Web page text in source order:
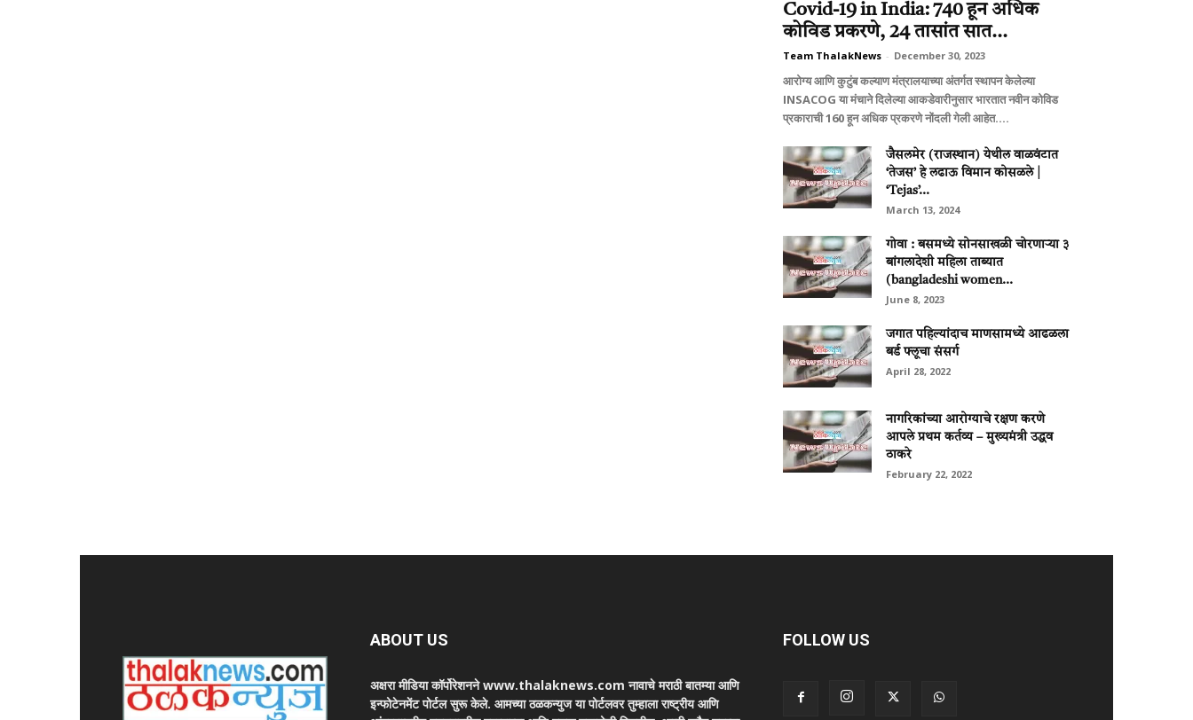
Covid-19 in India: 740 हून अधिक
कोविड प्रकरणे, 24 तासांत सात...
Team ThalakNews - December 30, 2023
आरोग्य आणि कुटुंब कल्याण मंत्रालयाच्या अंतर्गत स्थापन केलेल्या
INSACOG या मंचाने दिलेल्या आकडेवारीनुसार भारतात नवीन कोविड
प्रकाराची 160 हून अधिक प्रकरणे नोंदली गेली आहेत....
जैसलमेर (राजस्थान) येथील वाळवंटात
‘तेजस’ हे लढाऊ विमान कोसळले |
‘Tejas’...
March 13, 2024
गोवा : बसमध्ये सोनसाखळी चोरणार्‍या ३
बांगलादेशी महिला ताब्यात
(bangladeshi women...
June 8, 2023
जगात पहिल्यांदाच माणसामध्ये आढळला
बर्ड फ्लूचा संसर्ग
April 28, 2022
नागरिकांच्या आरोग्याचे रक्षण करणे
आपले प्रथम कर्तव्य – मुख्यमंत्री उद्धव
ठाकरे
February 22, 2022
ABOUT US
अक्षरा मीडिया कॉर्पोरेशनने www.thalaknews.com नावाचे मराठी बातम्या आणि
इन्फोटेनमेंट पोर्टल सुरू केले. आमच्या ठळकन्युज या पोर्टलवर तुम्हाला राष्ट्रीय आणि
FOLLOW US